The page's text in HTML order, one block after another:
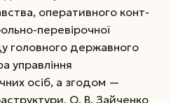
оперативного конт­
перевірочної
головного державного
управління
осіб, а згодом —
О. В. Зайченко